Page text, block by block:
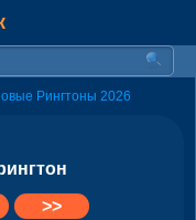
Рингтоны 2026
>>